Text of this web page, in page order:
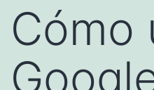
Cómo